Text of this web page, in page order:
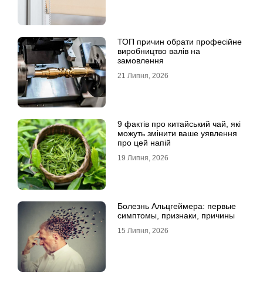
ТОП причин обрати професійне
виробництво валів на
замовлення
21 Липня, 2026
9 фактів про китайський чай, які
можуть змінити ваше уявлення
про цей напій
19 Липня, 2026
Болезнь Альцгеймера: первые
симптомы, признаки, причины
15 Липня, 2026